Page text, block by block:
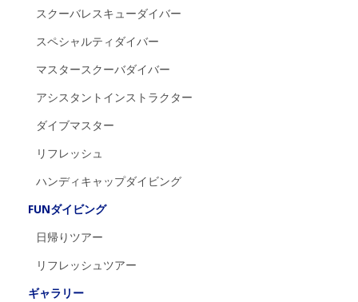
スクーバレスキューダイバー
スペシャルティダイバー
マスタースクーバダイバー
アシスタントインストラクター
ダイブマスター
リフレッシュ
ハンディキャップダイビング
FUNダイビング
日帰りツアー
リフレッシュツアー
ギャラリー